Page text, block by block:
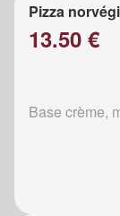
Pizza
13.50 €
Base crème,